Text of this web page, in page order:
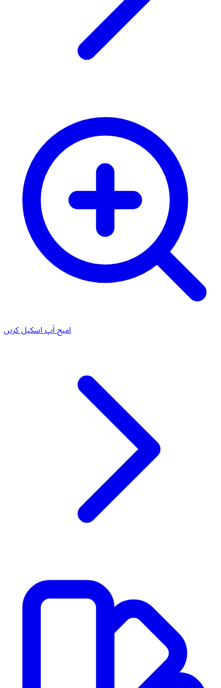
امیج اَپ اسکیل کریں